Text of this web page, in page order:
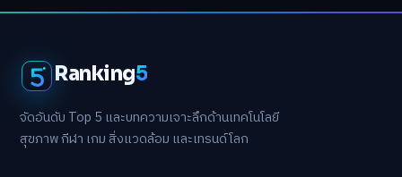
Ranking5
จัดอันดับ Top 5 และบทความเจาะลึกด้านเทคโนโลยี
สุขภาพ กีฬา เกม สิ่งแวดล้อม และเทรนด์โลก